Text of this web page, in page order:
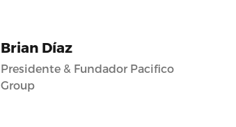
Brian Díaz
Presidente & Fundador Pacifico
Group